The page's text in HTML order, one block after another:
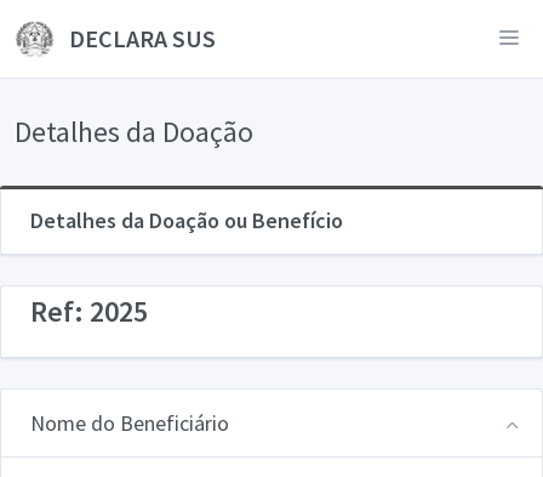
DECLARA SUS
Detalhes da Doação
Detalhes da Doação ou Benefício
Ref: 2025
Nome do Beneficiário